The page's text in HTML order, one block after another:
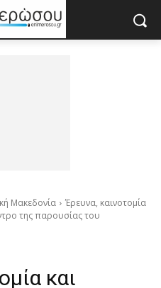
Μακεδονία
Έρευνα, καινοτομία
της παρουσίας του
και